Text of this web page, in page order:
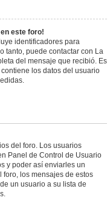
este foro!
identificadores para
tanto, puede contactar con La
del mensaje que recibió. Es
los datos del usuario
del foro. Los usuarios
Panel de Control de Usuario
y poder así enviarles un
los mensajes de estos
un usuario a su lista de